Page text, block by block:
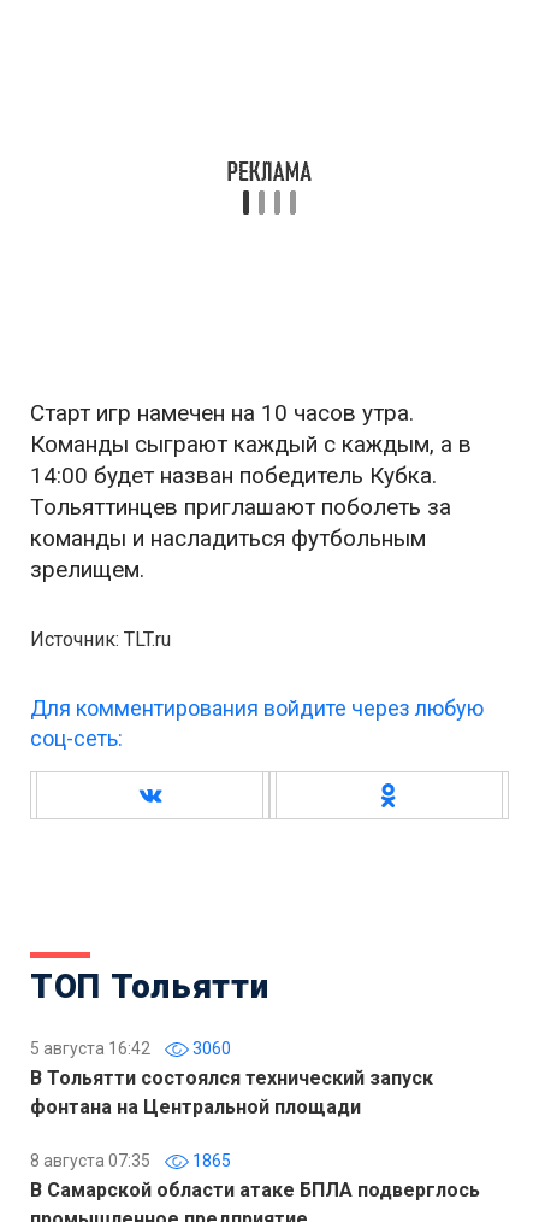
Старт игр намечен на 10 часов утра.
Команды сыграют каждый с каждым, а в
14:00 будет назван победитель Кубка.
Тольяттинцев приглашают поболеть за
команды и насладиться футбольным
зрелищем.
Источник: TLT.ru
Для комментирования войдите через любую
соц-сеть:
ТОП Тольятти
5 августа 16:42 3060
В Тольятти состоялся технический запуск
фонтана на Центральной площади
8 августа 07:35 1865
В Самарской области атаке БПЛА подверглось